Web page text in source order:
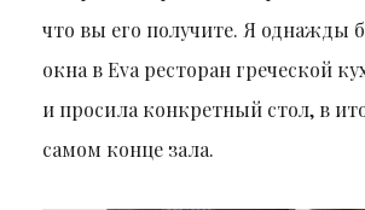
что вы его получите. Я однажды
окна в Eva ресторан греческой
и просила конкретный стол, в
самом конце зала.